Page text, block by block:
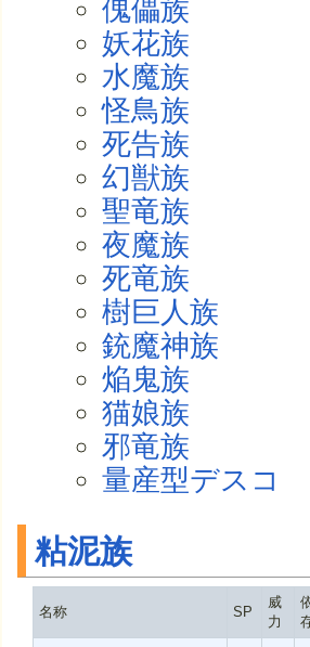
傀儡族
妖花族
水魔族
怪鳥族
死告族
幻獣族
聖竜族
夜魔族
死竜族
樹巨人族
銃魔神族
焔鬼族
猫娘族
邪竜族
量産型デスコ
粘泥族
名称 SP
威
力